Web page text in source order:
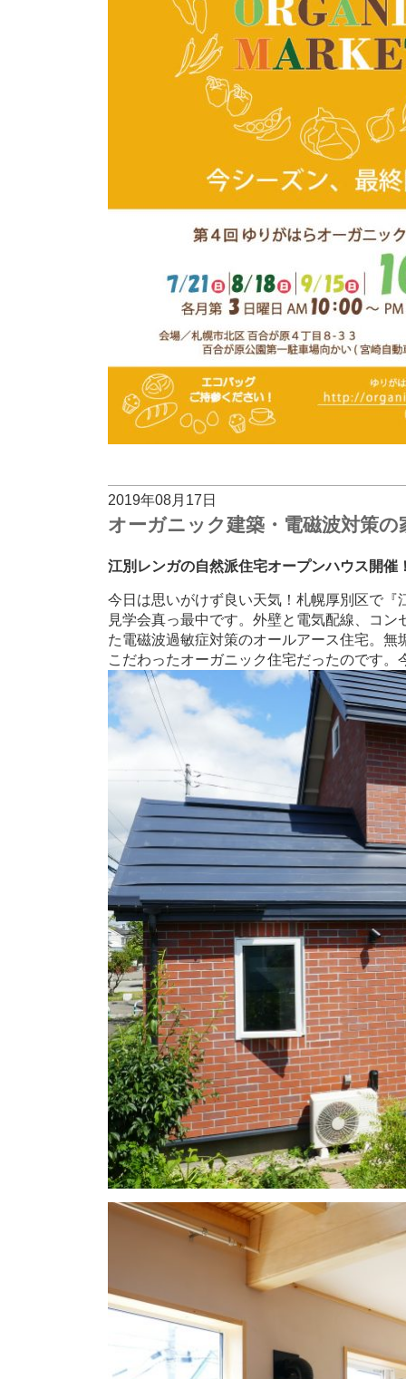
2019年08月17日
オーガニック建築・電磁波対策の
江別レンガの自然派住宅オープンハウス開催
今日は思いがけず良い天気！札幌厚別区で『
見学会真っ最中です。外壁と電気配線、コン
た電磁波過敏症対策のオールアース住宅。無
こだわったオーガニック住宅だったのです。